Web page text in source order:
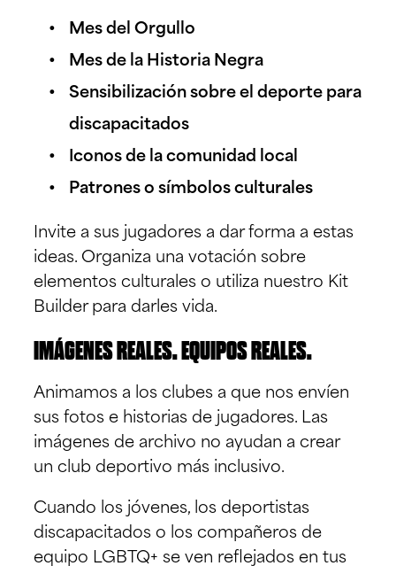
Mes del Orgullo
Mes de la Historia Negra
Sensibilización sobre el deporte para
discapacitados
Iconos de la comunidad local
Patrones o símbolos culturales
Invite a sus jugadores a dar forma a estas
ideas. Organiza una votación sobre
elementos culturales o utiliza nuestro Kit
Builder para darles vida.
IMÁGENES REALES. EQUIPOS REALES.
Animamos a los clubes a que nos envíen
sus fotos e historias de jugadores. Las
imágenes de archivo no ayudan a crear
un club deportivo más inclusivo.
Cuando los jóvenes, los deportistas
discapacitados o los compañeros de
equipo LGBTQ+ se ven reflejados en tus